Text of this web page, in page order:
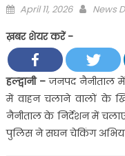
Posted
April 11, 2026 Author
News
ख़बर शेयर करें -
हल्द्वानी–जनपद नैनीताल
में वाहन चलाने वालों के
नैनीताल के निर्देशन में
पुलिस ने सघन चेकिंग